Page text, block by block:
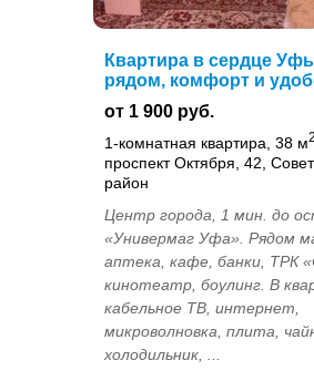
Квартира в сердце
рядом, комфорт и
от 1 900 руб.
1-комнатная квартира, 38 м2
проспект Октября, 42,
район
Центр города, 1 мин. до
«Универмаг Уфа». Рядом
аптека, кафе, банки, ТРК
кинотеатр, боулинг. В
кабельное ТВ, интернет,
микроволновка, плита,
холодильник, ...